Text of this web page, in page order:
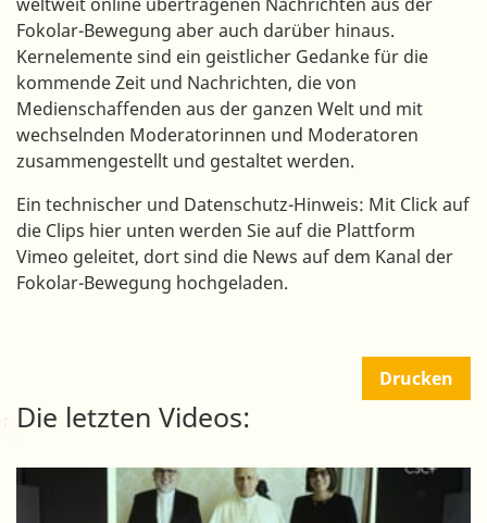
Fokolar-Bewegung aber auch darüber hinaus.
Kernelemente sind ein geistlicher Gedanke für die
kommende Zeit und Nachrichten, die von
Medienschaffenden aus der ganzen Welt und mit
wechselnden Moderatorinnen und Moderatoren
zusammengestellt und gestaltet werden.
Ein technischer und Datenschutz-Hinweis: Mit Click auf
die Clips hier unten werden Sie auf die Plattform
Vimeo geleitet, dort sind die News auf dem Kanal der
Fokolar-Bewegung hochgeladen.
Drucken
Die letzten Videos: